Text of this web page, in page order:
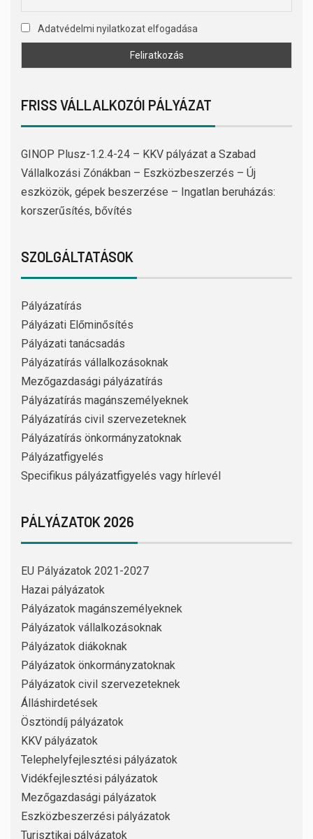
Adatvédelmi nyilatkozat elfogadása
FRISS VÁLLALKOZÓI PÁLYÁZAT
GINOP Plusz-1.2.4-24 – KKV pályázat a Szabad
Vállalkozási Zónákban – Eszközbeszerzés – Új
eszközök, gépek beszerzése – Ingatlan beruházás:
korszerűsítés, bővítés
SZOLGÁLTATÁSOK
Pályázatírás
Pályázati Előminősítés
Pályázati tanácsadás
Pályázatírás vállalkozásoknak
Mezőgazdasági pályázatírás
Pályázatírás magánszemélyeknek
Pályázatírás civil szervezeteknek
Pályázatírás önkormányzatoknak
Pályázatfigyelés
Specifikus pályázatfigyelés vagy hírlevél
PÁLYÁZATOK 2026
EU Pályázatok 2021-2027
Hazai pályázatok
Pályázatok magánszemélyeknek
Pályázatok vállalkozásoknak
Pályázatok diákoknak
Pályázatok önkormányzatoknak
Pályázatok civil szervezeteknek
Álláshirdetések
Ösztöndíj pályázatok
KKV pályázatok
Telephelyfejlesztési pályázatok
Vidékfejlesztési pályázatok
Mezőgazdasági pályázatok
Eszközbeszerzési pályázatok
Turisztikai pályázatok